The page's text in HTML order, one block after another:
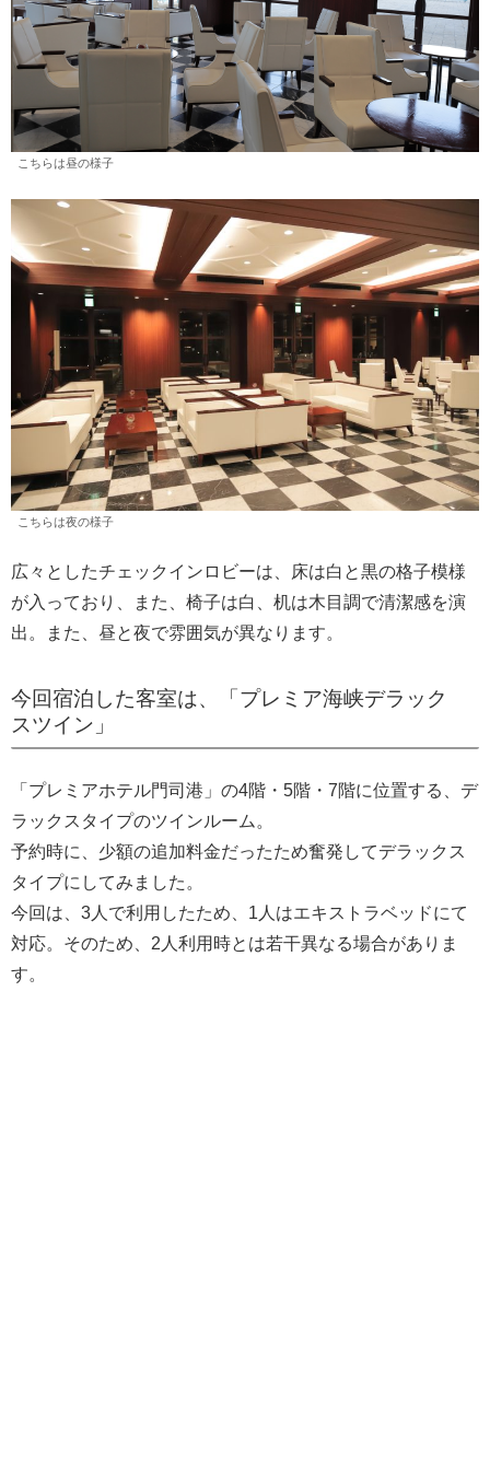
こちらは昼の様子
こちらは夜の様子
広々としたチェックインロビーは、床は白と黒の格子模様
が入っており、また、椅子は白、机は木目調で清潔感を演
出。また、昼と夜で雰囲気が異なります。
今回宿泊した客室は、「プレミア海峡デラック
スツイン」
「プレミアホテル門司港」の4階・5階・7階に位置する、デ
ラックスタイプのツインルーム。
予約時に、少額の追加料金だったため奮発してデラックス
タイプにしてみました。
今回は、3人で利用したため、1人はエキストラベッドにて
対応。そのため、2人利用時とは若干異なる場合がありま
す。